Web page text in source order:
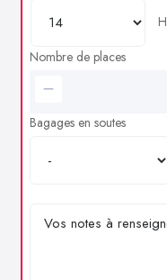
H
Nombre de places
Bagages en soutes